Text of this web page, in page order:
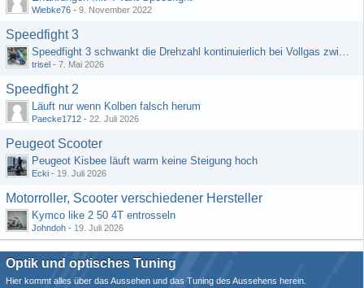
Wiebke76 - 9. November 2022
Speedfight 3
Speedfight 3 schwankt die Drehzahl kontinuierlich bei Vollgas zwischen 5000 und 7000 Umdrehungen
trisel - 7. Mai 2026
Speedfight 2
Läuft nur wenn Kolben falsch herum
Paecke1712 - 22. Juli 2026
Peugeot Scooter
Peugeot Kisbee läuft warm keine Steigung hoch
Ecki - 19. Juli 2026
Motorroller, Scooter verschiedener Hersteller
Kymco like 2 50 4T entrosseln
Johndoh - 19. Juli 2026
Optik und optisches Tuning
Hier kommt alles über das Aussehen und das Tuning des Aussehens herein.